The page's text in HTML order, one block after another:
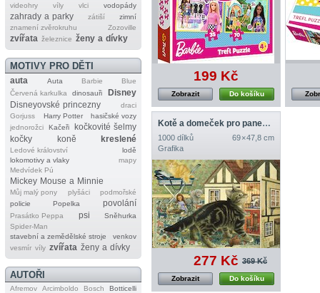
videohry
víly vlci vodopády
zahrady a parky zátiší
zimní
znamení zvěrokruhu
Zozoville
zvířata železnice ženy a dívky
MOTIVY PRO DĚTI
auta Auta Barbie
Blue
Červená karkulka
dinosauři
Disney
Disneyovské princezny
draci
Gorjuss
Harry Potter
hasičské vozy
jednorožci
Kačeři
kočkovité šelmy
kočky
koně kreslené
Ledové království
lodě
lokomotivy a vlaky
mapy
Medvídek Pú
Mickey Mouse a Minnie
Můj malý pony plyšáci
podmořské
policie
Popelka povolání
Prasátko Peppa psi
Sněhurka
Spider‐Man
stavební a zemědělské stroje
venkov
vesmír víly zvířata ženy a dívky
AUTOŘI
Afremov Arcimboldo Bosch
Botticelli
199 Kč
Do košíku
Zobrazit
Kotě a domeček pro panenky
1000 dílků
69 × 47,8 cm
Grafika
277 Kč 369 Kč
Do košíku
Zobrazit